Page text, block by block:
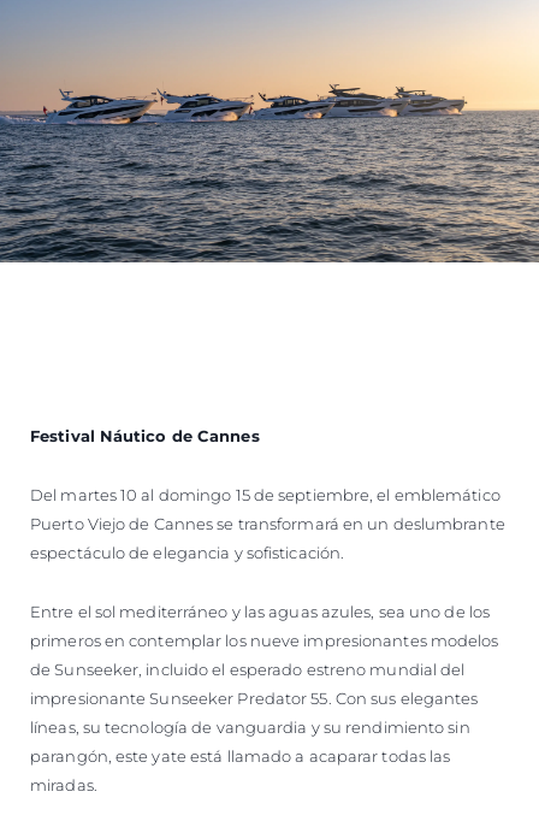
Festival Náutico de Cannes
Del martes 10 al domingo 15 de septiembre, el emblemático
Puerto Viejo de Cannes se transformará en un deslumbrante
espectáculo de elegancia y sofisticación.
Entre el sol mediterráneo y las aguas azules, sea uno de los
primeros en contemplar los nueve impresionantes modelos
de Sunseeker, incluido el esperado estreno mundial del
impresionante Sunseeker Predator 55. Con sus elegantes
líneas, su tecnología de vanguardia y su rendimiento sin
parangón, este yate está llamado a acaparar todas las
miradas.